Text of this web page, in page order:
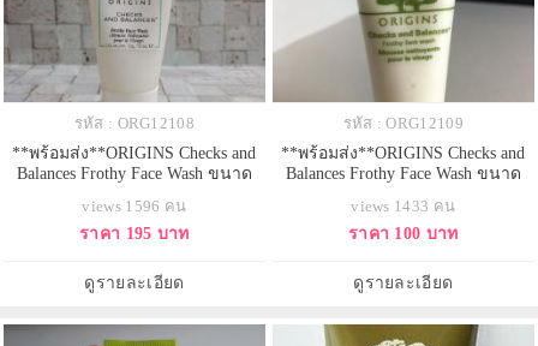
รหัส : ORG12108
**พร้อมส่ง**ORIGINS Checks and
Balances Frothy Face Wash ขนาด
นิยมที่คว้ารางวัลด้านความงามจาก
นิตยสารมากมาย ช่วยทำความ
ความมันส่วนเกินบริเวณ T-zone เติม
ความชุ่มชื่นให้ผิวเนียนนุ่ม ไม่แห้งตึง
views 1596 คน
ราคา 195 บาท
ดูรายละเอียด
รหัส : ORG12109
**พร้อมส่ง**ORIGINS Checks and
Balances Frothy Face Wash ขนาด
นิยมที่คว้ารางวัลด้านความงามจาก
นิตยสารมากมาย ช่วยทำความ
ความมันส่วนเกินบริเวณ T-zone เติม
ความชุ่มชื่นให้ผิวเนียนนุ่ม ไม่แห้งตึง
views 1433 คน
ราคา 100 บาท
ดูรายละเอียด